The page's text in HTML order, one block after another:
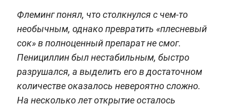
Флеминг понял, что столкнулся с чем-то
необычным, однако превратить «плесневый
сок» в полноценный препарат не смог.
Пенициллин был нестабильным, быстро
разрушался, а выделить его в достаточном
количестве оказалось невероятно сложно.
На несколько лет открытие осталось